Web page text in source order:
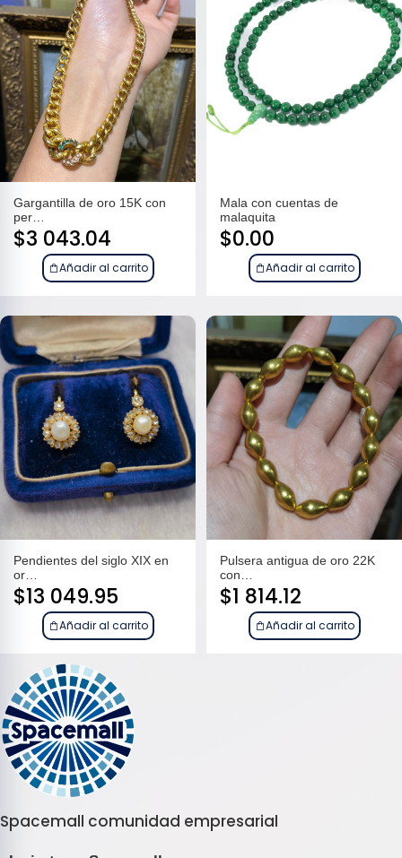
Gargantilla de oro 15K con
per…
$3 043.04
Añadir al carrito
Mala con cuentas de
malaquita
$0.00
Añadir al carrito
Pendientes del siglo XIX en
or…
$13 049.95
Añadir al carrito
Pulsera antigua de oro 22K
con…
$1 814.12
Añadir al carrito
Spacemall comunidad empresarial